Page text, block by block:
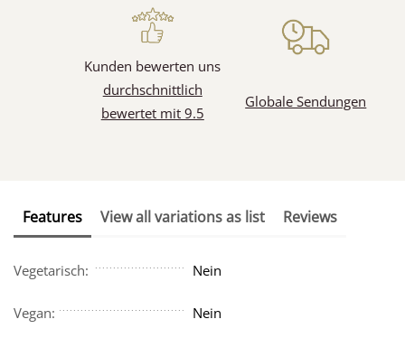
Kunden bewerten uns
durchschnittlich
bewertet mit 9.5
Globale Sendungen
Features View all variations as list Reviews
Vegetarisch: Nein
Vegan: Nein